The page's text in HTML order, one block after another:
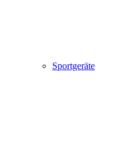
Sportgeräte